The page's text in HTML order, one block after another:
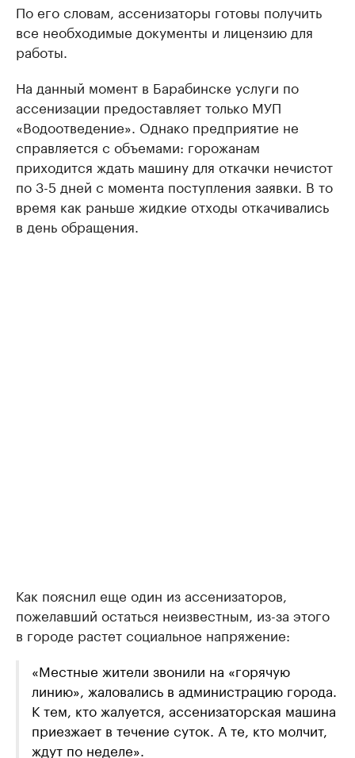
По его словам, ассенизаторы готовы получить
все необходимые документы и лицензию для
работы.
На данный момент в Барабинске услуги по
ассенизации предоставляет только МУП
«Водоотведение». Однако предприятие не
справляется с объемами: горожанам
приходится ждать машину для откачки нечистот
по 3-5 дней с момента поступления заявки. В то
время как раньше жидкие отходы откачивались
в день обращения.
Как пояснил еще один из ассенизаторов,
пожелавший остаться неизвестным, из-за этого
в городе растет социальное напряжение:
«Местные жители звонили на «горячую
линию», жаловались в администрацию города.
К тем, кто жалуется, ассенизаторская машина
приезжает в течение суток. А те, кто молчит,
ждут по неделе».